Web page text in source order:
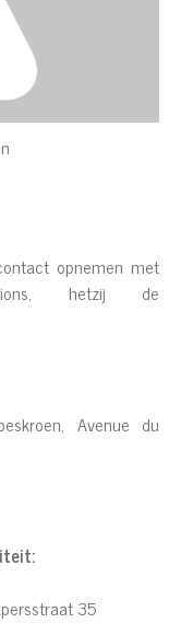
opnemen met
hetzij de
Avenue du
35